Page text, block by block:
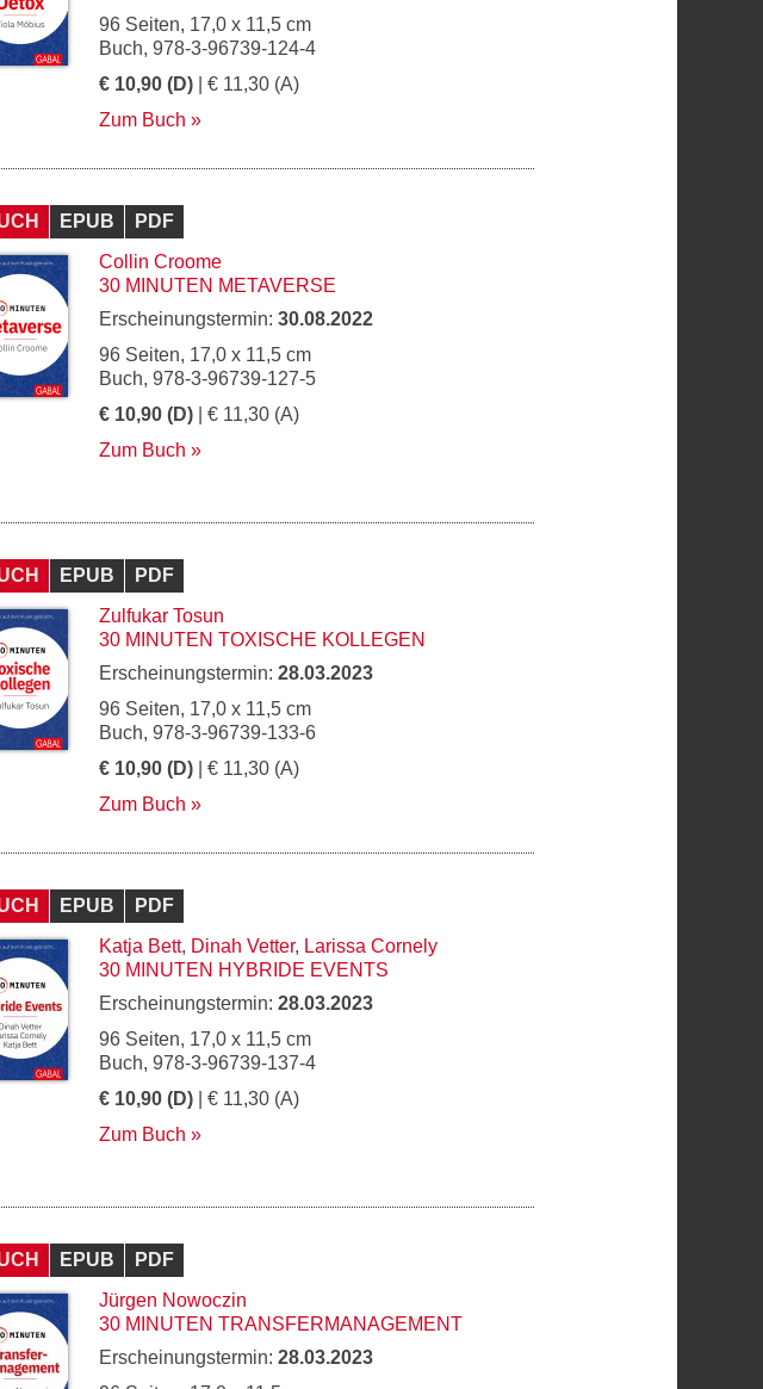
96 Seiten, 17,0 x 11,5 cm
Buch, 978-3-96739-124-4
€ 10,90 (D) | € 11,30 (A)
Zum Buch
EPUB
PDF
Collin Croome
30 MINUTEN METAVERSE
Erscheinungstermin: 30.08.2022
96 Seiten, 17,0 x 11,5 cm
Buch, 978-3-96739-127-5
€ 10,90 (D) | € 11,30 (A)
Zum Buch
EPUB
PDF
Zulfukar Tosun
30 MINUTEN TOXISCHE KOLLEGEN
Erscheinungstermin: 28.03.2023
96 Seiten, 17,0 x 11,5 cm
Buch, 978-3-96739-133-6
€ 10,90 (D) | € 11,30 (A)
Zum Buch
EPUB
PDF
Katja Bett, Dinah Vetter, Larissa Cornely
30 MINUTEN HYBRIDE EVENTS
Erscheinungstermin: 28.03.2023
96 Seiten, 17,0 x 11,5 cm
Buch, 978-3-96739-137-4
€ 10,90 (D) | € 11,30 (A)
Zum Buch
EPUB
PDF
Jürgen Nowoczin
30 MINUTEN TRANSFERMANAGEMENT
Erscheinungstermin: 28.03.2023